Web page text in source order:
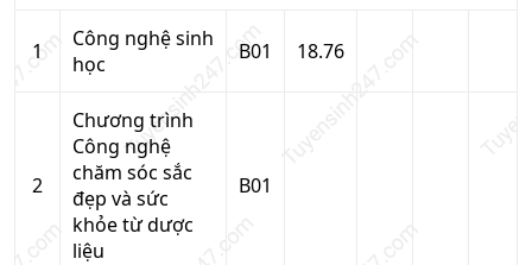
1
Công nghệ sinh
học
B01 18.76
2
Chương trình
Công nghệ
chăm sóc sắc
đẹp và sức
khỏe từ dược
liệu
B01